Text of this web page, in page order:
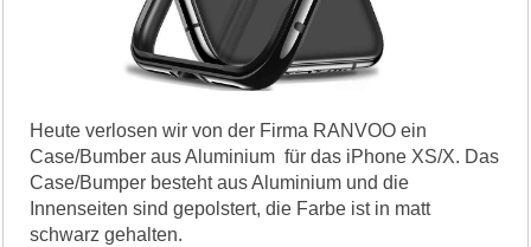
Heute verlosen wir von der Firma RANVOO ein
Case/Bumber aus Aluminium für das iPhone XS/X. Das
Case/Bumper besteht aus Aluminium und die
Innenseiten sind gepolstert, die Farbe ist in matt
schwarz gehalten.